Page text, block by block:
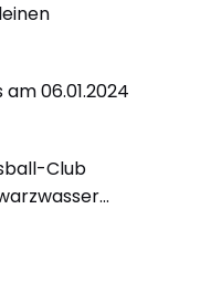
06.01.2024
Club